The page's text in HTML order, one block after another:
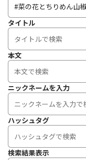
タイトル
本文
ニックネームを入力
ハッシュタグ
検索結果表示